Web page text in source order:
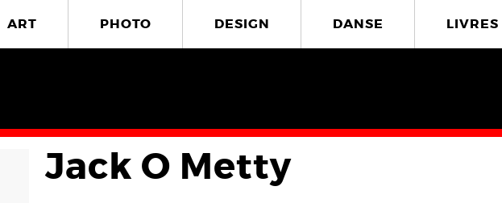
ART PHOTO DESIGN DANSE LIVRES
Jack O Metty